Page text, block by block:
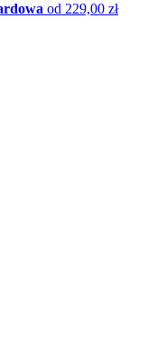
od 229,00 zł